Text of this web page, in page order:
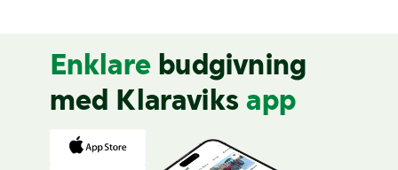
Enklare budgivning
med Klaraviks app